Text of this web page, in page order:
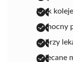
brak
pomocny
dobrzy
polecane